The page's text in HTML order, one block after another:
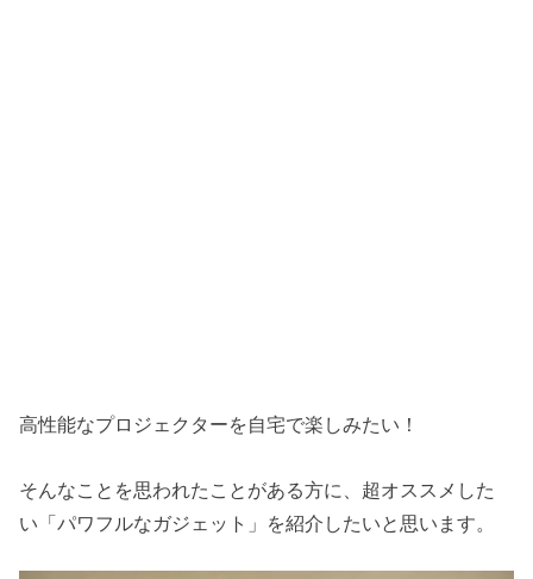
高性能なプロジェクターを自宅で楽しみたい！
そんなことを思われたことがある方に、超オススメした
い「パワフルなガジェット」を紹介したいと思います。